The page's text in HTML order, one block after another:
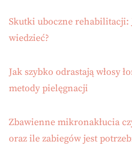
Skutki uboczne rehabilitacji:
wiedzieć?
Jak szybko odrastają włosy
metody pielęgnacji
Zbawienne mikronakłucia
oraz ile zabiegów jest